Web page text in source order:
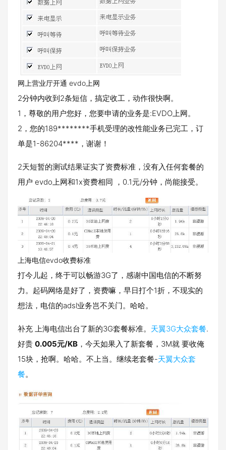
网上营业厅开通 evdo上网
2分钟内收到2条短信，搞定收工，动作很快啊。
1，尊敬的用户您好，您要申请的业务是:EVDO上网。
2，您的189********手机受理的改性能业务已完工，订
单是1-86204****，谢谢！
2天短暂的测试结果证实了资费标准，没有入任何套餐的
用户 evdo上网和1x资费相同 ，0.1元/分钟，尚能接受。
上海电信evdo收费标准
打今儿起，终于可以畅游3G了，感谢中国电信的不断努
力。起码网络是好了，资费嘛，早日打个1折，不现实的
想法，电信的adsl业务岂不关门。哈哈。
补充 上海电信出台了新的3G套餐标准。 天翼3G大众套餐.
好贵 0.005元/KB ，今天如果入了新套餐，3M就 要收俺
15块，抢啊。哈哈。不上当。继续老套餐-天翼大众套
餐。